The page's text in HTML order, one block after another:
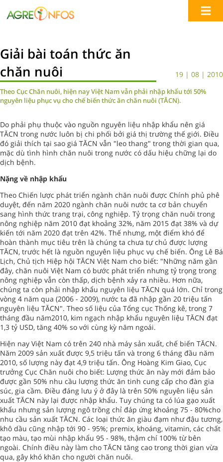
Giải bài toán thức ăn
chăn nuôi
19 | 08 | 2010
Theo Cục Chăn nuôi, hiện nay Việt Nam vẫn phải nhập khẩu tới 50%
nguyên liệu phục vụ cho chế biến thức ăn chăn nuôi (TĂCN).
Do phải phụ thuộc vào nguồn nguyên liệu nhập khẩu nên giá
TĂCN trong nước luôn bị chi phối bởi giá thị trường thế giới. Điều
đó giải thích tại sao giá TĂCN vẫn "leo thang" trong thời gian qua,
mặc dù tình hình chăn nuôi trong nước có dấu hiệu chững lại do
dịch bệnh.
Nặng về nhập khẩu
Theo Chiến lược phát triển ngành chăn nuôi được Chính phủ phê
duyệt, đến năm 2020 ngành chăn nuôi nước ta cơ bản chuyển
sang hình thức trang trại, công nghiệp. Tỷ trọng chăn nuôi trong
nông nghiệp năm 2010 đạt khoảng 32%, năm 2015 đạt 38% và dự
kiến tới năm 2020 đạt trên 42%. Thế nhưng, một điểm khó để
hoàn thành mục tiêu trên là chúng ta chưa tự chủ được lượng
TĂCN, trước hết là nguồn nguyên liệu phục vụ chế biến. Ông Lê Bá
Lịch, Chủ tịch Hiệp hội TĂCN Việt Nam cho biết: "Những năm gần
đây, chăn nuôi Việt Nam có bước phát triển nhưng tỷ trọng trong
nông nghiệp vẫn còn thấp, dịch bệnh xảy ra nhiều. Hơn nữa,
chúng ta còn phải nhập khẩu nguyên liệu TĂCN quá lớn. Chỉ trong
vòng 4 năm qua (2006 - 2009), nước ta đã nhập gần 20 triệu tấn
nguyên liệu TĂCN". Theo số liệu của Tổng cục Thống kê, trong 7
tháng đầu năm2010, kim ngạch nhập khẩu nguyên liệu TĂCN đạt
1,3 tỷ USD, tăng 40% so với cùng kỳ năm ngoái.
Hiện nay Việt Nam có trên 240 nhà máy sản xuất, chế biến TĂCN.
Năm 2009 sản xuất được 9,5 triệu tấn và trong 6 tháng đầu năm
2010, số lượng này đạt 4,9 triệu tấn. Ông Hoàng Kim Giao, Cục
trưởng Cục Chăn nuôi cho biết: Lượng thức ăn này mới đảm bảo
được gần 50% nhu cầu lượng thức ăn tinh cung cấp cho đàn gia
súc, gia cầm. Điều đáng lưu ý ở đây là trên 50% nguyên liệu sản
xuất TĂCN này lại được nhập khẩu. Tuy chúng ta có lúa gạo xuất
khẩu nhưng sản lượng ngô trồng chỉ đáp ứng khoảng 75 - 80%cho
nhu cầu sản xuất TĂCN. Các loại thức ăn giàu đạm như đậu tương,
khô dầu cũng nhập tới 90 - 95%; premix, khoáng, vitamin, các chất
tạo màu, tạo mùi nhập khẩu 95 - 98%, thậm chí 100% từ bên
ngoài. Chính điều này làm cho TĂCN tăng cao trong thời gian vừa
qua, gây khó khăn cho người chăn nuôi.